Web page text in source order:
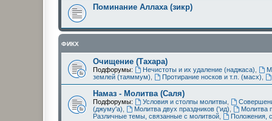
Поминание Аллаха (зикр)
ФИКХ
Очищение (Тахара)
Подфорумы: Нечистоты и их удаление (наджаса)
землей (таяммум)
Протирание носков и т.п. (масх)
Намаз - Молитва (Саля)
Подфорумы: Условия и столпы молитвы,
(джуму'а)
Молитва двух праздников ('ид) Молитва
Различные темы, связанные с молитвой
Положения,